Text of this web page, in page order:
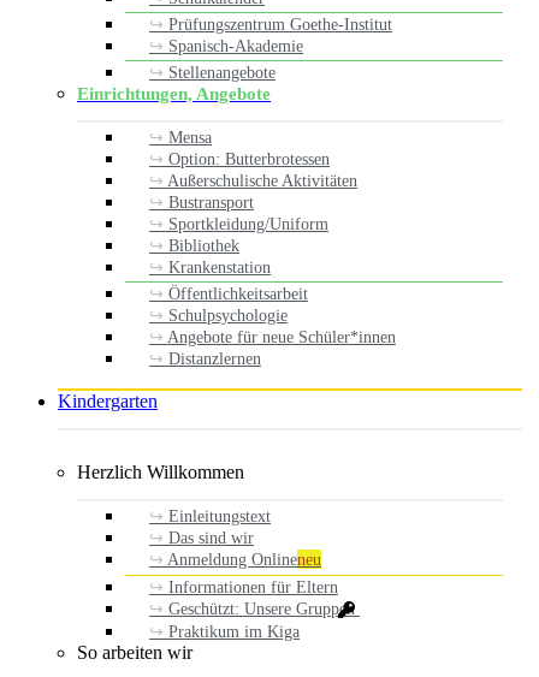
Prüfungszentrum Goethe-Institut
Spanisch-Akademie
Stellenangebote
Einrichtungen, Angebote
Mensa
Option: Butterbrotessen
Außerschulische Aktivitäten
Bustransport
Sportkleidung/Uniform
Bibliothek
Krankenstation
Öffentlichkeitsarbeit
Schulpsychologie
Angebote für neue Schüler*innen
Distanzlernen
Kindergarten
Herzlich Willkommen
Einleitungstext
Das sind wir
Anmeldung Onlineneu
Informationen für Eltern
Geschützt: Unsere Gruppen
Praktikum im Kiga
So arbeiten wir